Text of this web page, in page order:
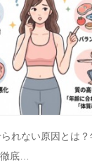
れない原因とは
徹底…